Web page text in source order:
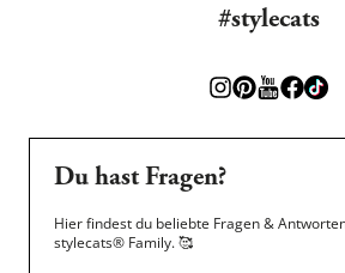
#stylecats
Du hast Fragen?
Hier findest du beliebte Fragen &
stylecats® Family.🥰